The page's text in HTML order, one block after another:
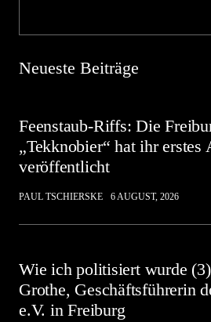
Neueste Beiträge
Feenstaub-Riffs: Die
„Tekknobier“ hat ihr erstes
veröffentlicht
PAUL TSCHIERSKE 6 AUGUST, 2026
Wie ich politisiert wurde
Grothe, Geschäftsführerin
e.V. in Freiburg